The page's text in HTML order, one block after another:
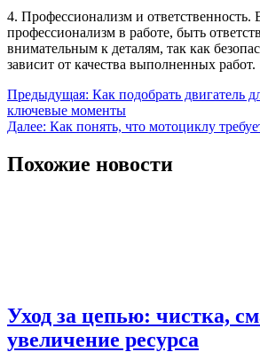
4. Профессионализм и ответственность.
профессионализм в работе, быть
внимательным к деталям, так как
зависит от качества выполненных работ.
Навигация
по
Предыдущая: Как подобрать двигатель
ключевые моменты
Далее: Как понять, что мотоциклу
Похожие новости
Уход за цепью: чистка,
увеличение ресурса